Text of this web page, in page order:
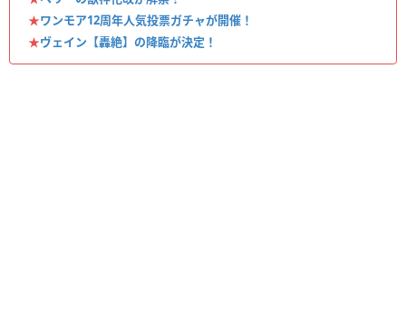
★ワンモア12周年人気投票ガチャが開催！
★ヴェイン【轟絶】の降臨が決定！